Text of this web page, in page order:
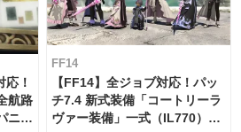
応！
航路
ニ
FF14
【FF14】全ジョブ対応！パッ
チ7.4 新式装備「コートリーラ
ヴァー装備」一式（IL770）の